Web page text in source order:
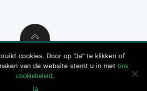
© 2026 BDH
cookies. Door op "Ja" te klikken of
van de website stemt u in met ons
cookiebeleid.
Ja